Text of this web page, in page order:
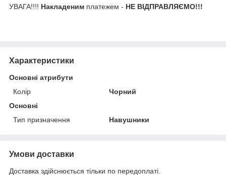
УВАГА!!!! Накладеним платежем - НЕ ВІДПРАВЛЯЄМО!!!
Характеристики
Основні атрибути
Колір
Чорний
Основні
Тип призначення
Навушники
Умови доставки
Доставка здійснюється тільки по передоплаті.